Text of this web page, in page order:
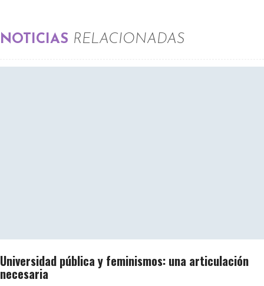
NOTICIAS RELACIONADAS
Universidad pública y feminismos: una articulación
necesaria